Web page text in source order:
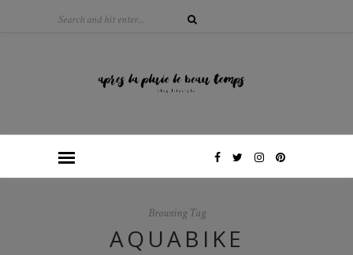
Browsing Tag
AQUABIKE